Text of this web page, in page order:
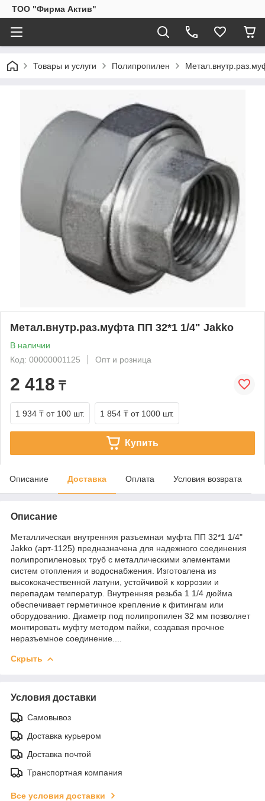
ТОО "Фирма Актив"
Товары и услуги Полипропилен
Метал.внутр.раз.муфта ПП 32*1 1/4" Jakko
В наличии
Код: 00000001125
Опт и розница
2 418 ₸
1 934 ₸ от 100 шт. 1 854 ₸ от 1000 шт.
Купить
Описание Доставка Оплата Условия возврата
Описание
Металлическая внутренняя разъемная муфта ПП 32*1 1/4"
Jakko (арт-1125) предназначена для надежного соединения
полипропиленовых труб с металлическими элементами
систем отопления и водоснабжения. Изготовлена из
высококачественной латуни, устойчивой к коррозии и
перепадам температур. Внутренняя резьба 1 1/4 дюйма
обеспечивает герметичное крепление к фитингам или
оборудованию. Диаметр под полипропилен 32 мм позволяет
монтировать муфту методом пайки, создавая прочное
неразъемное соединение....
Скрыть
Условия доставки
Самовывоз
Доставка курьером
Доставка почтой
Транспортная компания
Все условия доставки